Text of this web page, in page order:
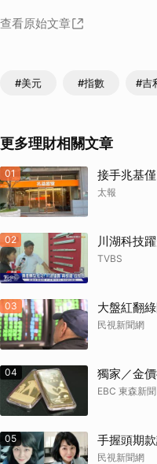
查看原始文章
#美元 #指數 #吉
更多理財相關文章
01 接手兆基
太報
02 川湖科技
TVBS
03 大盤紅翻
民視新聞網
04 獨家／金
EBC 東森新聞
05 手握頭期
民視新聞網